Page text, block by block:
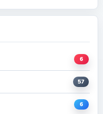
6
57
6